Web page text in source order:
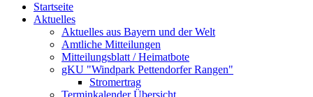
Startseite
Aktuelles
Aktuelles aus Bayern und der Welt
Amtliche Mitteilungen
Mitteilungsblatt / Heimatbote
gKU "Windpark Pettendorfer Rangen"
Stromertrag
Terminkalender Übersicht